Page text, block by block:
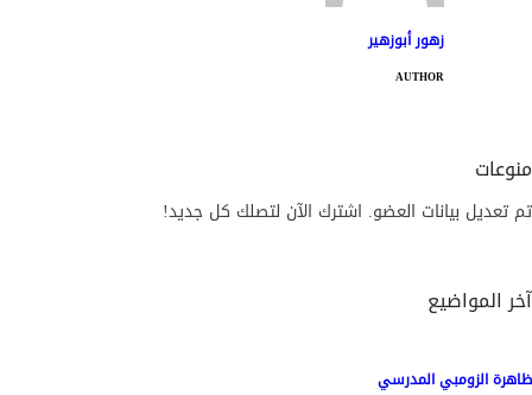
زهور أبوزهير
AUTHOR
منوعات
تم تعديل بيانات العضو. اشترك الآن لتصلك كل جديد!
آخر المواضيع
ظاهرة الزومبي المدرسي